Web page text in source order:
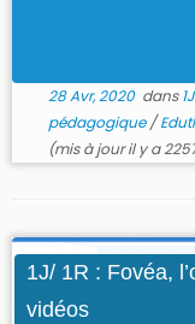
28 Avr, 2020dans
pédagogique/
(mis à jour il y a
1J/ 1R : Fovéa,
vidéos